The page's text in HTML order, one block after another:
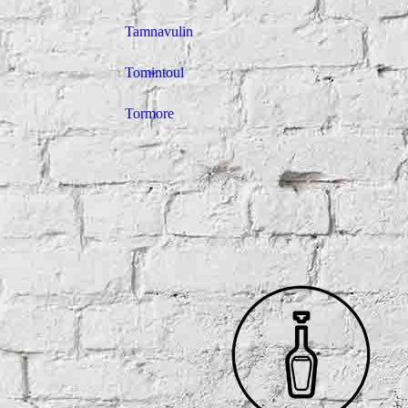
Tamnavulin
Tomintoul
Tormore